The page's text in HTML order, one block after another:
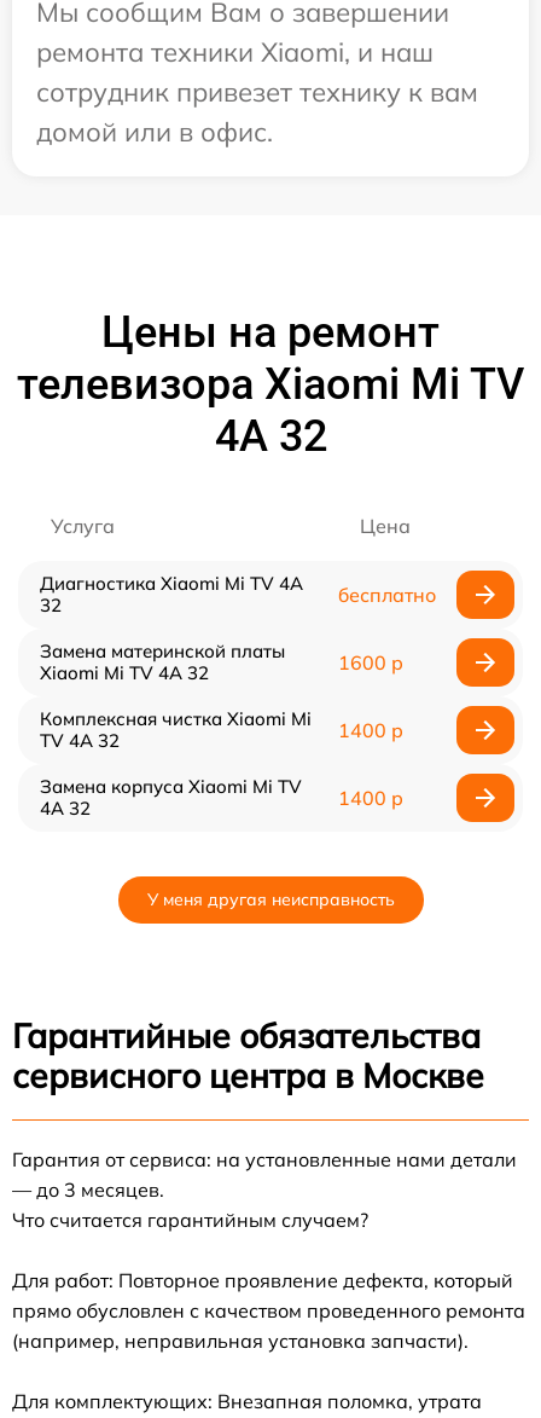
Мы сообщим Вам о завершении
ремонта техники Xiaomi, и наш
сотрудник привезет технику к вам
домой или в офис.
Цены на ремонт
телевизора Xiaomi Mi TV
4A 32
Услуга Цена
Диагностика Xiaomi Mi TV 4A
32
бесплатно
Замена материнской платы
Xiaomi Mi TV 4A 32
1600 р
Комплексная чистка Xiaomi Mi
TV 4A 32
1400 р
Замена корпуса Xiaomi Mi TV
4A 32
1400 р
У меня другая неисправность
Гарантийные обязательства
сервисного центра в Москве
Гарантия от сервиса: на установленные нами детали
— до 3 месяцев.
Что считается гарантийным случаем?
Для работ: Повторное проявление дефекта, который
прямо обусловлен с качеством проведенного ремонта
(например, неправильная установка запчасти).
Для комплектующих: Внезапная поломка, утрата